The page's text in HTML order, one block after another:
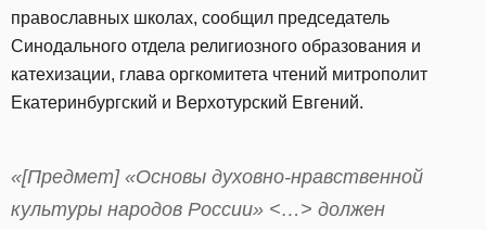
православных школах, сообщил председатель
Синодального отдела религиозного образования и
катехизации, глава оргкомитета чтений митрополит
Екатеринбургский и Верхотурский Евгений.
«[Предмет] «Основы духовно-нравственной
культуры народов России» <…> должен